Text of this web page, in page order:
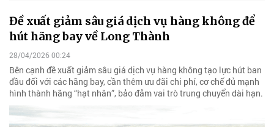
Đề xuất giảm sâu giá dịch vụ hàng không để
hút hãng bay về Long Thành
28/04/2026 00:24
Bên cạnh đề xuất giảm sâu giá dịch vụ hàng không tạo lực hút ban
đầu đối với các hãng bay, cần thêm ưu đãi chi phí, cơ chế đủ mạnh
hình thành hãng “hạt nhân”, bảo đảm vai trò trung chuyển dài hạn.